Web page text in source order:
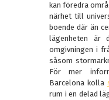
kan föredra
närhet till
boende där än
lägenheten
omgivningen i
såsom
För mer
Barcelona kolla
rum i en delad